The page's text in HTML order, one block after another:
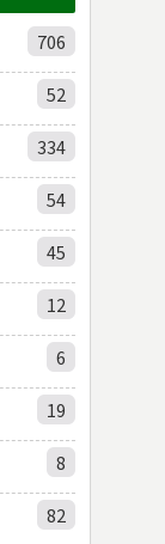
706
52
334
54
45
12
6
19
8
82